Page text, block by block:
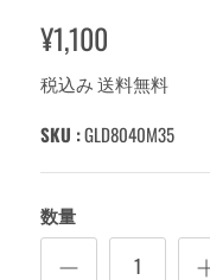
¥1,100
税込み 送料無料
SKU :GLD8040M35
数量